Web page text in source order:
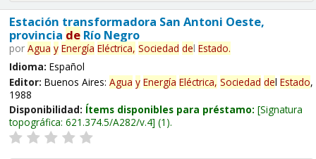
Estación transformadora San Antoni Oeste,
provincia deRío Negro
por Agua y Energía Eléctrica, Sociedad del Estado.
Idioma: Español
Editor: Buenos Aires: Agua y Energía Eléctrica, Sociedad del Estado,
1988
Disponibilidad: Ítems disponibles para préstamo: Signatura
topográfica: 621.374.5/A282/v.4 (1).